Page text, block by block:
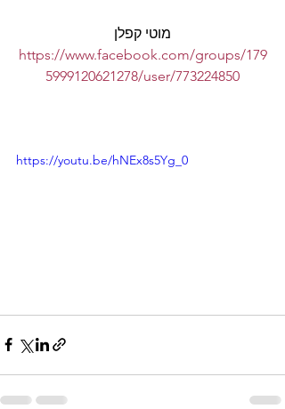
מוטי קפלן
https://www.facebook.com/groups/179
5999120621278/user/773224850
https://youtu.be/hNEx8s5Yg_0